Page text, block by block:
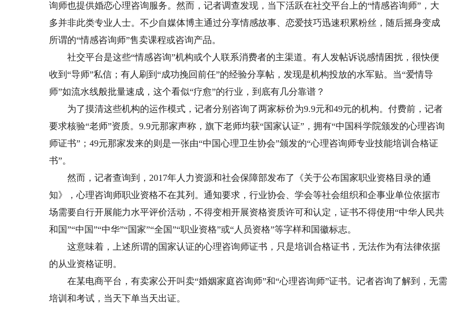
询师也提供婚恋心理咨询服务。然而，记者调查发现，当下活跃在社交平台上的“情感咨询师”，大
多并非此类专业人士。不少自媒体博主通过分享情感故事、恋爱技巧迅速积累粉丝，随后摇身变成
所谓的“情感咨询师”售卖课程或咨询产品。
社交平台是这些“情感咨询”机构或个人联系消费者的主渠道。有人发帖诉说感情困扰，很快便
收到“导师”私信；有人刷到“成功挽回前任”的经验分享帖，发现是机构投放的水军贴。当“爱情导
师”如流水线般批量速成，这个看似“疗愈”的行业，到底有几分靠谱？
为了摸清这些机构的运作模式，记者分别咨询了两家标价为9.9元和49元的机构。付费前，记者
要求核验“老师”资质。9.9元那家声称，旗下老师均获“国家认证”，拥有“中国科学院颁发的心理咨询
师证书”；49元那家发来的则是一张由“中国心理卫生协会”颁发的“心理咨询师专业技能培训合格证
书”。
然而，记者查询到，2017年人力资源和社会保障部发布了《关于公布国家职业资格目录的通
知》，心理咨询师职业资格不在其列。通知要求，行业协会、学会等社会组织和企事业单位依据市
场需要自行开展能力水平评价活动，不得变相开展资格资质许可和认定，证书不得使用“中华人民共
和国”“中国”“中华”“国家”“全国”“职业资格”或“人员资格”等字样和国徽标志。
这意味着，上述所谓的国家认证的心理咨询师证书，只是培训合格证书，无法作为有法律依据
的从业资格证明。
在某电商平台，有卖家公开叫卖“婚姻家庭咨询师”和“心理咨询师”证书。记者咨询了解到，无需
培训和考试，当天下单当天出证。